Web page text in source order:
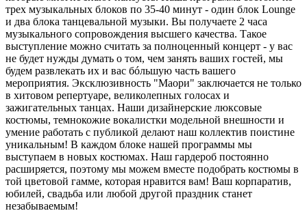
трех музыкальных блоков по 35-40 минут - один блок Lounge
и два блока танцевальной музыки. Вы получаете 2 часа
музыкального сопровождения высшего качества. Такое
выступление можно считать за полноценный концерт - у вас
не будет нужды думать о том, чем занять ваших гостей, мы
будем развлекать их и вас бóльшую часть вашего
мероприятия. Эксклюзивность "Маори" заключается не только
в хитовом репертуаре, великолепных голосах и
зажигательных танцах. Наши дизайнерские люксовые
костюмы, темнокожие вокалистки модельной внешности и
умение работать с публикой делают наш коллектив поистине
уникальным! В каждом блоке нашей программы мы
выступаем в новых костюмах. Наш гардероб постоянно
расширяется, поэтому мы можем вместе подобрать костюмы в
той цветовой гамме, которая нравится вам! Ваш корпаратив,
юбилей, свадьба или любой другой праздник станет
незабываемым!